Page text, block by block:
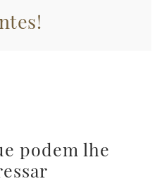
podem lhe